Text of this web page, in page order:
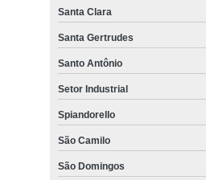
Santa Clara
Santa Gertrudes
Santo Antônio
Setor Industrial
Spiandorello
São Camilo
São Domingos